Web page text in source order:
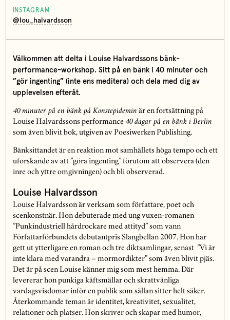
INSTAGRAM
@lou_halvardsson
Välkommen att delta i Louise Halvardssons bänk-
performance-workshop. Sitt på en bänk i 40 minuter och
”gör ingenting” (inte ens meditera) och dela med dig av
upplevelsen efteråt.
40 minuter på en bänk på Konstepidemin är en fortsättning på
Louise Halvardssons performance 40 dagar på en bänk i Berlin
som även blivit bok, utgiven av Poesiwerken Publishing.
Bänksittandet är en reaktion mot samhällets höga tempo och ett
uforskande av att ”göra ingenting” förutom att observera (den
inre och yttre omgivningen) och bli observerad.
Louise Halvardsson
Louise Halvardsson är verksam som författare, poet och
scenkonstnär. Hon debuterade med ung vuxen-romanen
”Punkindustriell hårdrockare med attityd” som vann
Författarförbundets debutantpris Slangbellan 2007. Hon har
gett ut ytterligare en roman och tre diktsamlingar, senast ”Vi är
inte klara med varandra – mormordikter” som även blivit pjäs.
Det är på scen Louise känner mig som mest hemma. Där
levererar hon punkiga käftsmällar och skrattvänliga
vardagsvisdomar inför en publik som sällan sitter helt säker.
Återkommande teman är identitet, kreativitet, sexualitet,
relationer och platser. Hon skriver och skapar med humor,